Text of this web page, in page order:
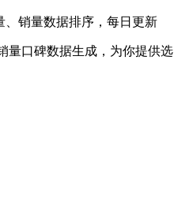
、销量数据排序，每日更新
量口碑数据生成，为你提供选